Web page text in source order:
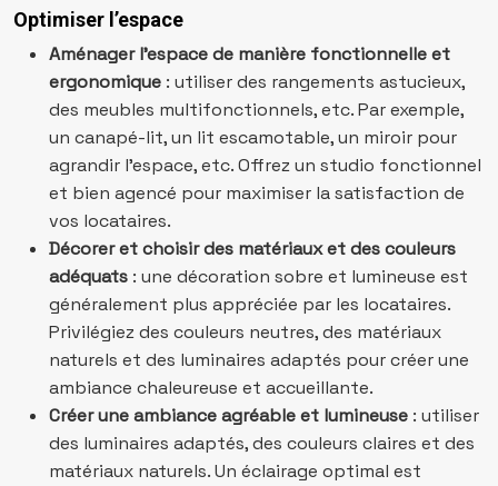
Optimiser l’espace
Aménager l’espace de manière fonctionnelle et
ergonomique : utiliser des rangements astucieux,
des meubles multifonctionnels, etc. Par exemple,
un canapé-lit, un lit escamotable, un miroir pour
agrandir l’espace, etc. Offrez un studio fonctionnel
et bien agencé pour maximiser la satisfaction de
vos locataires.
Décorer et choisir des matériaux et des couleurs
adéquats : une décoration sobre et lumineuse est
généralement plus appréciée par les locataires.
Privilégiez des couleurs neutres, des matériaux
naturels et des luminaires adaptés pour créer une
ambiance chaleureuse et accueillante.
Créer une ambiance agréable et lumineuse : utiliser
des luminaires adaptés, des couleurs claires et des
matériaux naturels. Un éclairage optimal est